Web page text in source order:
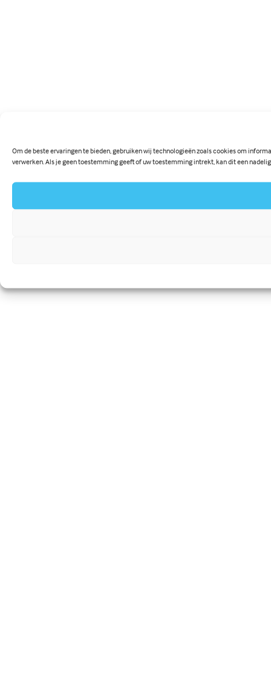
Om de beste ervaringen te bieden, gebruiken wij technologieën zoals cookies om
verwerken. Als je geen toestemming geeft of uw toestemming intrekt, kan dit een